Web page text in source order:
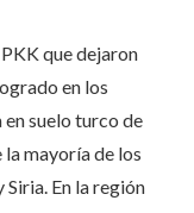
que dejaron
en los
suelo turco de
mayoría de los
En la región